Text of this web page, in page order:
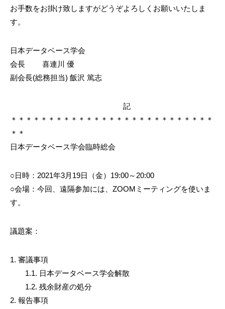
お手数をお掛け致しますがどうぞよろしくお願いいたしま
す。
日本データベース学会
会長 喜連川 優
副会長(総務担当) 飯沢 篤志
記
＊＊＊＊＊＊＊＊＊＊＊＊＊＊＊＊＊＊＊＊＊＊＊＊＊＊＊
＊＊
日本データベース学会臨時総会
○日時：2021年3月19日（金）19:00～20:00
○会場：今回、遠隔参加には、ZOOMミーティングを使いま
す。
議題案：
1. 審議事項
1.1. 日本データベース学会解散
1.2. 残余財産の処分
2. 報告事項